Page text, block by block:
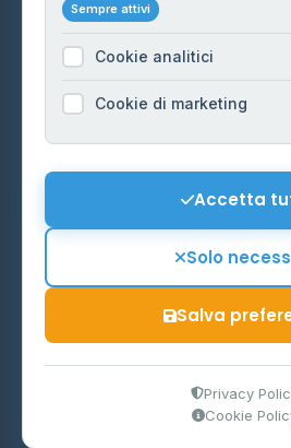
Cookie Policy
Preferenze Cookie
Mappa del sito
P.IVA
Ministero delle
Sempre attivi
Cookie analitici
Cookie di marketing
Accetta
Solo
Salva
Privacy
Cookie